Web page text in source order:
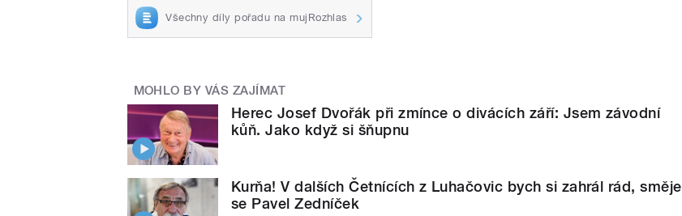
Všechny díly pořadu na mujRozhlas
MOHLO BY VÁS ZAJÍMAT
Herec Josef Dvořák při zmínce o divácích září: Jsem závodní
kůň. Jako když si šňupnu
Kurňa! V dalších Četnících z Luhačovic bych si zahrál rád, směje
se Pavel Zedníček